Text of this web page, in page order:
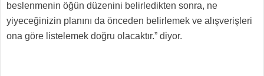
beslenmenin öğün düzenini belirledikten sonra, ne
yiyeceğinizin planını da önceden belirlemek ve alışverişleri
ona göre listelemek doğru olacaktır.” diyor.